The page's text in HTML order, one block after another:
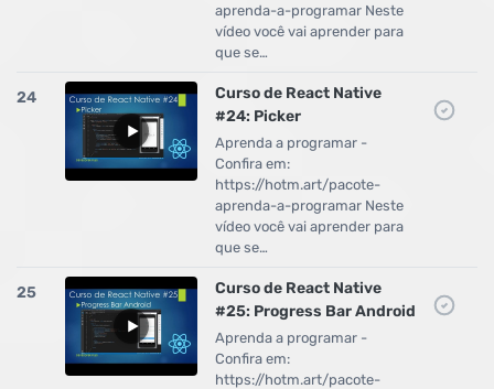
aprenda-a-programar Neste
vídeo você vai aprender para
que se…
24
Curso de React Native
#24: Picker
Aprenda a programar -
Confira em:
https://hotm.art/pacote-
aprenda-a-programar Neste
vídeo você vai aprender para
que se…
25
Curso de React Native
#25: Progress Bar Android
Aprenda a programar -
Confira em:
https://hotm.art/pacote-